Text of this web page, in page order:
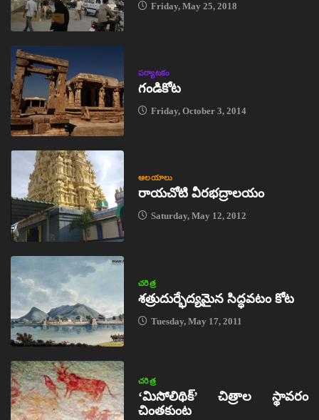
Friday, May 25, 2018
పర్యాటకం
గండికోట
Friday, October 3, 2014
ఆలయాలు
రాయచోటి వీరభద్రాలయం
Saturday, May 12, 2012
చరిత్ర
శత్రుదుర్భేద్యమైన సిద్ధవటం కోట
Tuesday, May 17, 2011
చరిత్ర
‘మిసోలిథిక్‌’ చిత్రాల స్థావరం
చింతకుంట